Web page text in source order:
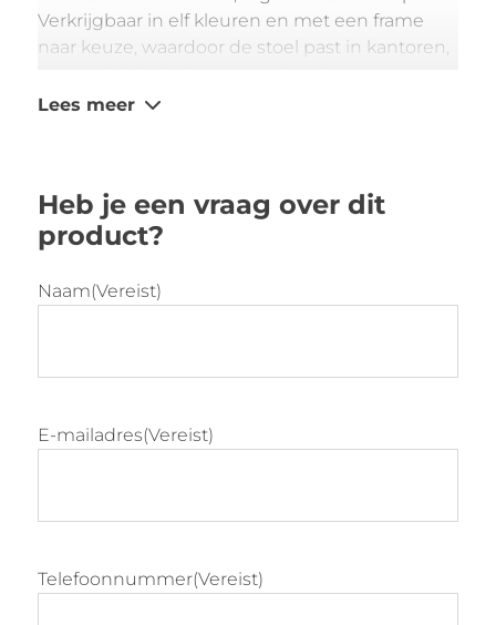
Verkrijgbaar in elf kleuren en met een frame
naar keuze, waardoor de stoel past in kantoren,
De fauteuil is voorzien van onderstaande
Ruime keuze aan kleuren voor het
zitkussen
Zithoogte: 45 cm
Lees meer
Heb je een vraag over dit
product?
Naam(Vereist)
E-mailadres(Vereist)
Telefoonnummer(Vereist)